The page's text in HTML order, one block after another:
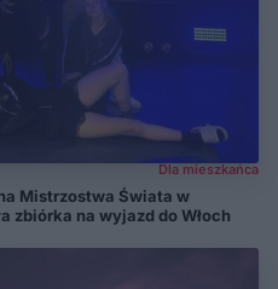
Dla mieszkańca
Mistrzostwa Świata w
zbiórka na wyjazd do Włoch